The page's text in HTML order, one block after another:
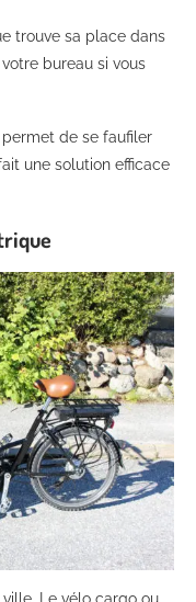
trouve sa place dans
bureau si vous
de se faufiler
une solution efficace